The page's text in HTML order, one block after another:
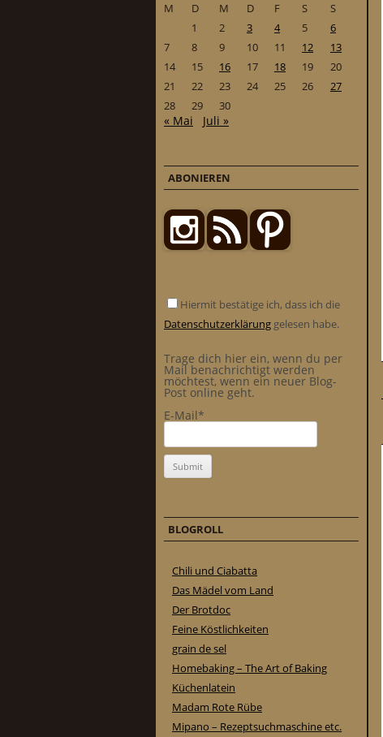
M
D M D F S
S
1
2 3 4 5
6
7
8 9 10 11 12
13
14
15 16 17 18 19
20
21
22 23 24 25 26
27
28
29 30
« Mai Juli »
ABONIEREN
Hiermit bestätige ich, dass ich die
Datenschutzerklärung gelesen habe.
Trage dich hier ein, wenn du per
Mail benachrichtigt werden
möchtest, wenn ein neuer Blog-
Post online geht.
E-Mail*
BLOGROLL
Chili und Ciabatta
Das Mädel vom Land
Der Brotdoc
Feine Köstlichkeiten
grain de sel
Homebaking – The Art of Baking
Küchenlatein
Madam Rote Rübe
Mipano – Rezeptsuchmaschine etc.